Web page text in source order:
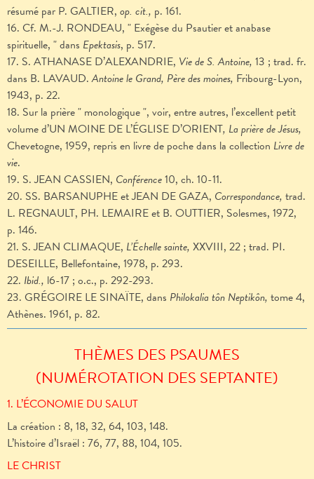
résumé par P. GALTIER, op. cit., p. 161.
16. Cf. M.-J. RONDEAU, " Exégèse du Psautier et anabase
spirituelle, "dans Epektasis, p. 517.
17. S. ATHANASE D’ALEXANDRIE, Vie de S. Antoine, 13 ; trad. fr.
dans B. LAVAUD.Antoine le Grand, Père des moines, Fribourg-Lyon,
1943, p. 22.
18. Sur la prière " monologique ", voir, entre autres, l’excellent petit
volume d’UN MOINE DE L’ÉGLISE D’ORIENT, La prière de Jésus,
Chevetogne, 1959, repris en livre de poche dans la collection Livre de
vie.
19. S. JEAN CASSIEN, Conférence10, ch. 10-11.
20. SS. BARSANUPHE et JEAN DE GAZA, Correspondance, trad.
L. REGNAULT, PH. LEMAIRE et B. OUTTIER, Solesmes, 1972,
p. 146.
21. S. JEAN CLIMAQUE, L’Échelle sainte, XXVIII, 22 ; trad. PI.
DESEILLE, Bellefontaine, 1978, p. 293.
22. Ibid., l6-17 ; o.c., p. 292-293.
23. GRÉGOIRE LE SINAÏTE, dans Philokalia tôn Neptikôn, tome 4,
Athènes. 1961, p. 82.
THÈMES DES PSAUMES
(NUMÉROTATION DES SEPTANTE)
1. L’ÉCONOMIE DU SALUT
La création : 8, 18, 32, 64, 103, 148.
L’histoire d’Israël : 76, 77, 88, 104, 105.
LE CHRIST